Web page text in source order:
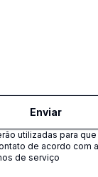
Enviar
utilizadas para
de acordo com a
de serviço